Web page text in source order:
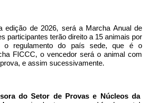
edição de 2026, será a Marcha Anual de
participantes terão direito a 15 animais por
o regulamento do país sede, que é o
FICCC, o vencedor será o animal com
e assim sucessivamente.
do Setor de Provas e Núcleos da